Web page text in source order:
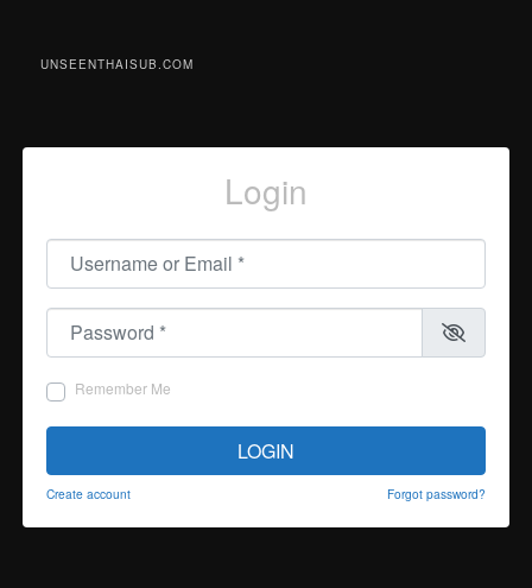
UNSEENTHAISUB.COM
Login
Username or Email
Password
Remember Me
LOGIN
Create account Forgot password?